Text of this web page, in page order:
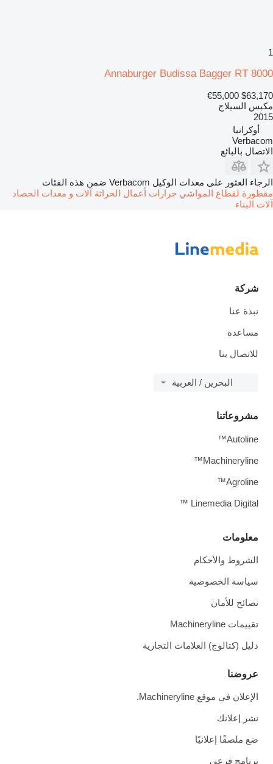
1
Annaburger Budissa Bagger RT 8000
$63,170
€55,000
مكبس السيلاج
2015
أوكرانيا
Verbacom
الاتصال بالبائع
الرجاء العثور على معدات الوكيل Verbacom ضمن هذه الفئات
مقطورة لقطاع المواشي جرارات أعمال الحراثة آلات و معدات الحصاد
آلات البناء
شركة
نبذة عنا
مساعدة
للاتصال بنا
البحرين / العربية
معلومات
الشروط والأحكام
سياسة الخصوصية
نصائح للأمان
تقييمات Machineryline
دليل (كتالوج) العلامات التجارية
عروضنا
الإعلان في موقع Machineryline.
نشر إعلانك
ضع ملصقًا إعلانيًا
برنامج فرعي
مشروعاتنا
Autoline™
Machineryline™
Agroline™
Linemedia Digital ™